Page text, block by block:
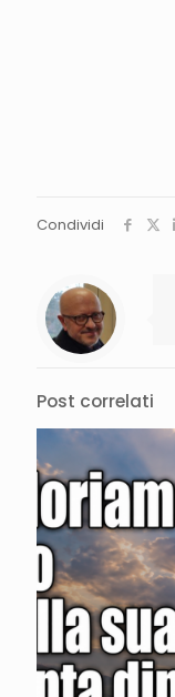
Condividi
Post correlati